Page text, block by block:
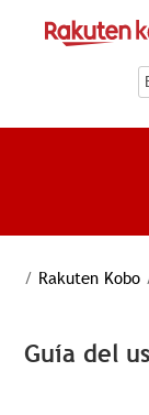
/ Rakuten Kobo
Guía del